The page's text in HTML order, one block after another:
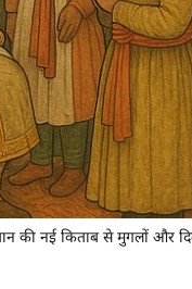
की नई किताब से मुगलों और